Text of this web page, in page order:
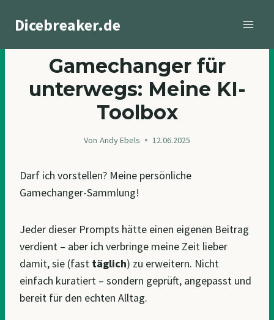
InhaltDicebreaker.de
Gamechanger für
unterwegs: Meine KI-
Toolbox
Von Andy Ebels 12.06.2025
Darf ich vorstellen? Meine persönliche
Gamechanger-Sammlung!
Jeder dieser Prompts hätte einen eigenen Beitrag
verdient – aber ich verbringe meine Zeit lieber
damit, sie (fast täglich) zu erweitern. Nicht
einfach kuratiert – sondern geprüft, angepasst und
bereit für den echten Alltag.